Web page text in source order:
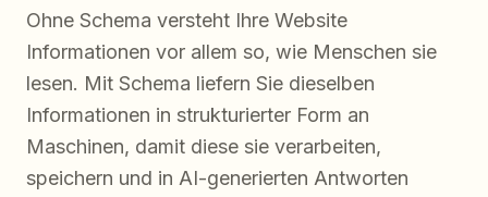
Ohne Schema versteht Ihre Website
Informationen vor allem so, wie Menschen sie
lesen. Mit Schema liefern Sie dieselben
Informationen in strukturierter Form an
Maschinen, damit diese sie verarbeiten,
speichern und in AI-generierten Antworten